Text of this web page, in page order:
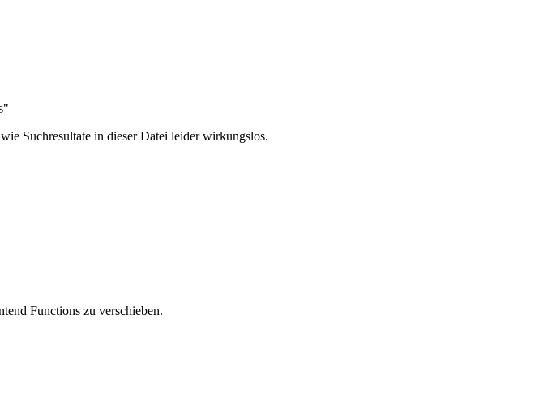
Suchresultate in dieser Datei leider wirkungslos.
Functions zu verschieben.